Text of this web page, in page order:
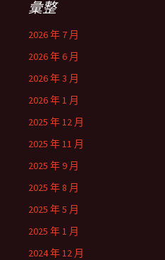
彙整
2026 年 7 月
2026 年 6 月
2026 年 3 月
2026 年 1 月
2025 年 12 月
2025 年 11 月
2025 年 9 月
2025 年 8 月
2025 年 5 月
2025 年 1 月
2024 年 12 月